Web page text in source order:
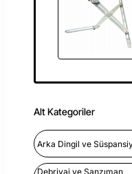
Alt Kategoriler
Arka Dingil ve
Debriyaj ve Şanzıman